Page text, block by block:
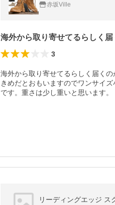
赤坂Ville
海外から取り寄せてるらしく
3
海外から取り寄せてるらしく届く
きめだとおもいますのでワンサイ
です。重さは少し重いと思います。